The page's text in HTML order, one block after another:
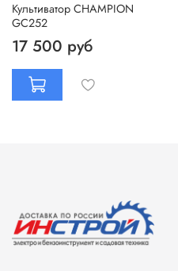
Культиватор CHAMPION
GC252
17 500 руб